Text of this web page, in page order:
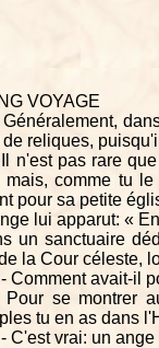
VOYAGE
Généralement,
de reliques,
n'est pas rare
mais, comme tu
pour sa petite
lui apparut: «
un sanctuaire
la Cour céleste,
Comment avait-il
Pour se montrer
tu en as dans
C'est vrai: un